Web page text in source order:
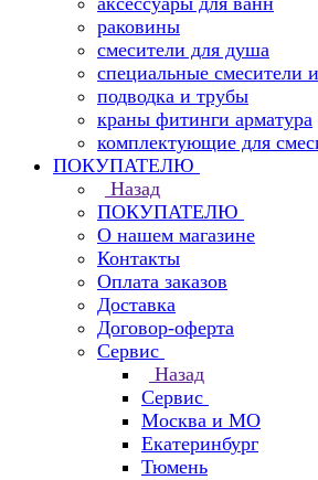
раковины
смесители для душа
специальные смесители
подводка и трубы
краны фитинги арматура
комплектующие для
ПОКУПАТЕЛЮ
Назад
ПОКУПАТЕЛЮ
О нашем магазине
Контакты
Оплата заказов
Доставка
Договор-оферта
Сервис
Назад
Сервис
Москва и МО
Екатеринбург
Тюмень